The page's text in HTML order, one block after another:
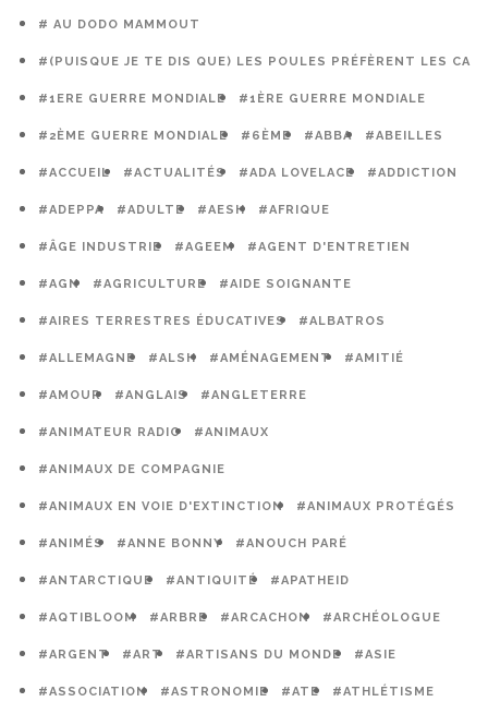
# AU DODO MAMMOUT
#(PUISQUE JE TE DIS QUE) LES POULES PRÉFÈRENT LES
#1ERE GUERRE MONDIALE #1ÈRE GUERRE MONDIALE
#2ÈME GUERRE MONDIALE #6ÈME #ABBA #ABEILLES
#ACCUEIL #ACTUALITÉS #ADA LOVELACE #ADDICTION
#ADEPPA #ADULTE #AESH #AFRIQUE
#ÂGE INDUSTRIE #AGEEM #AGENT D'ENTRETIEN
#AGN #AGRICULTURE #AIDE SOIGNANTE
#AIRES TERRESTRES ÉDUCATIVES #ALBATROS
#ALLEMAGNE #ALSH #AMÉNAGEMENT #AMITIÉ
#AMOUR #ANGLAIS #ANGLETERRE
#ANIMATEUR RADIO #ANIMAUX
#ANIMAUX DE COMPAGNIE
#ANIMAUX EN VOIE D'EXTINCTION #ANIMAUX PROTÉGÉS
#ANIMÉS #ANNE BONNY #ANOUCH PARÉ
#ANTARCTIQUE #ANTIQUITÉ #APATHEID
#AQTIBLOOM #ARBRE #ARCACHON #ARCHÉOLOGUE
#ARGENT #ART #ARTISANS DU MONDE #ASIE
#ASSOCIATION #ASTRONOMIE #ATE #ATHLÉTISME